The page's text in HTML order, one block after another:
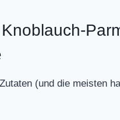
(und die meisten